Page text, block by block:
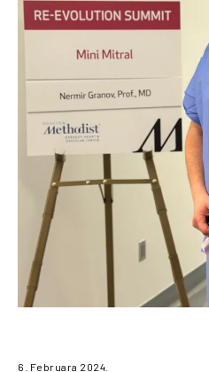
6. Februara 2024.